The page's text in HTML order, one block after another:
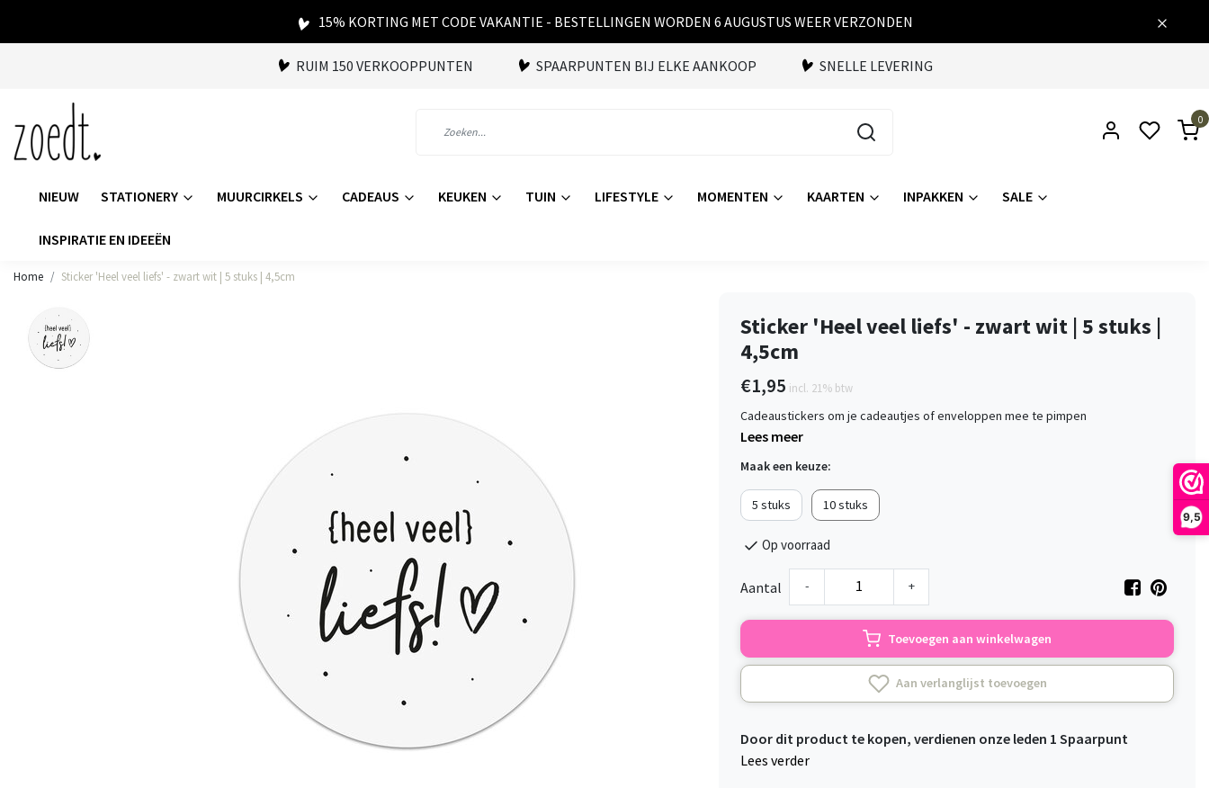
9,5
15% KORTING MET CODE VAKANTIE - BESTELLINGEN WORDEN 6 AUGUSTUS WEER VERZONDEN
RUIM 150 VERKOOPPUNTEN SPAARPUNTEN BIJ ELKE AANKOOP SNELLE LEVERING
0
NIEUW STATIONERY MUURCIRKELS CADEAUS KEUKEN TUIN LIFESTYLE MOMENTEN KAARTEN INPAKKEN SALE
INSPIRATIE EN IDEEËN
Home Sticker 'Heel veel liefs' - zwart wit | 5 stuks | 4,5cm
Sticker 'Heel veel liefs' - zwart wit | 5 stuks |
4,5cm
€1,95 incl. 21% btw
Cadeaustickers om je cadeautjes of enveloppen mee te pimpen
Lees meer
Maak een keuze:
5 stuks 10 stuks
Op voorraad
Aantal - +
Toevoegen aan winkelwagen
Aan verlanglijst toevoegen
Door dit product te kopen, verdienen onze leden 1 Spaarpunt
Lees verder